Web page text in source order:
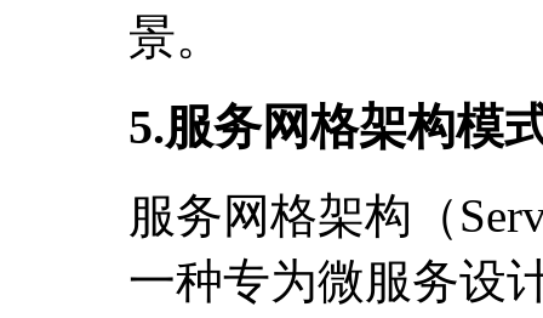
景。
5.服务网格架构模
服务网格架构（
一种专为微服务设